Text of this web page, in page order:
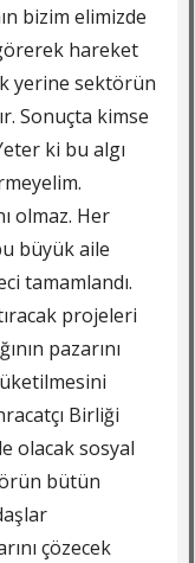
bizim elimizde
hareket
yerine sektörün
Sonuçta kimse
ki bu algı
olmaz. Her
büyük aile
tamamlandı.
projeleri
pazarını
Birliği
olacak sosyal
bütün
çözecek